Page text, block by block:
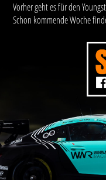
Vorher geht es für den
Schon kommende Woche